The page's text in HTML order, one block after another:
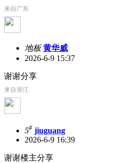
来自广东
地板 黄华威
2026-6-9 15:37
谢谢分享
来自浙江
5# jiuguang
2026-6-9 16:39
谢谢楼主分享